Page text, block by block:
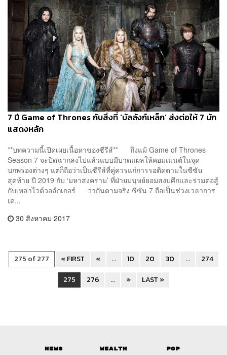
7 ปี Game of Thrones กับสิ่งที่ ‘บัลลังก์เหล็ก’ ส่งต่อให้ 7 นัก
แสดงหลัก
**บทความนี้เปิดเผยเนื้อหาของซีรีส์** ถึงแม้ Game of Thrones
Season 7 จะปิดฉากลงไปแล้วแบบมีบาดแผลให้คอมเมนต์ในจุด
บกพร่องต่างๆ แต่ก็ถือว่าเป็นซีรีส์ที่คู่ควรแก่การรอติดตามในซีซัน
สุดท้าย ปี 2019 กับ ‘มหาสงคราม’ ที่ฝ่ายมนุษย์ยอมสงบศึกและร่วมต่อสู้
กับเหล่าไวต์วอล์กเกอร์ ว่ากันตามจริง ซีซัน 7 ถือเป็นช่วงเวลาการ
เด...
30 สิงหาคม 2017
275 of 277 « FIRST « ... 10 20 30 ...
274
275
276 ... » LAST »
News Wealth Pop